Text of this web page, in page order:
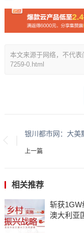
本文来源于网络，不代
7259-0.html
上一篇
相关推荐
斩获1GW
澳大利亚